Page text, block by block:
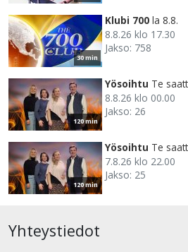
30 min
Klubi 700 la 8.8.
8.8.26 klo 17.30
Jakso: 758
120 min
Yösoihtu Te
8.8.26 klo 00.00
Jakso: 26
120 min
Yösoihtu Te
7.8.26 klo 22.00
Jakso: 25
Yhteystiedot